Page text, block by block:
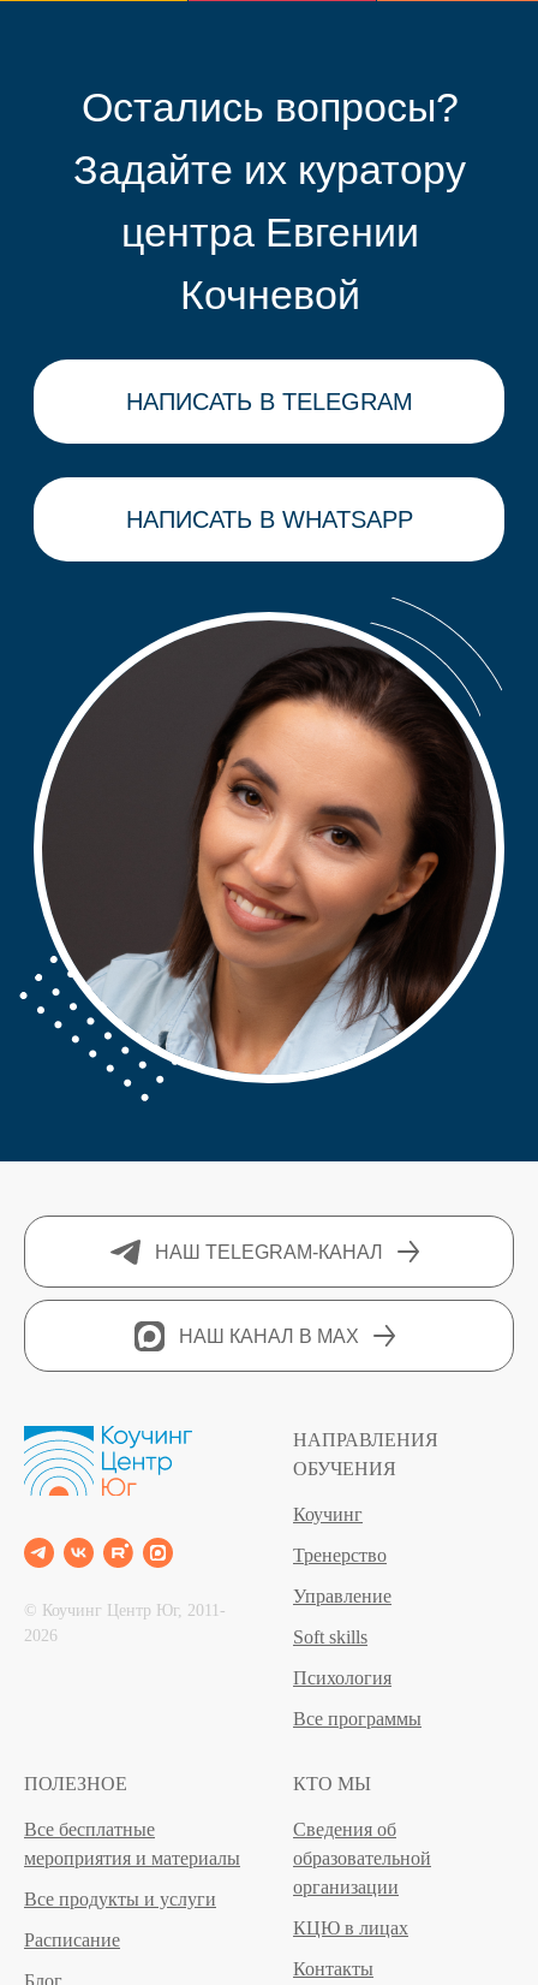
НАШ TELEGRAM-КАНАЛ
НАШ КАНАЛ В MAX
© Коучинг Центр Юг, 2011‐
2026
НАПРАВЛЕНИЯ
ОБУЧЕНИЯ
Коучинг
Тренерство
Управление
Soft skills
Психология
Все программы
ПОЛЕЗНОЕ
Все бесплатные
мероприятия и материалы
Все продукты и услуги
Расписание
КТО МЫ
Сведения об
образовательной
организации
КЦЮ в лицах
Контакты